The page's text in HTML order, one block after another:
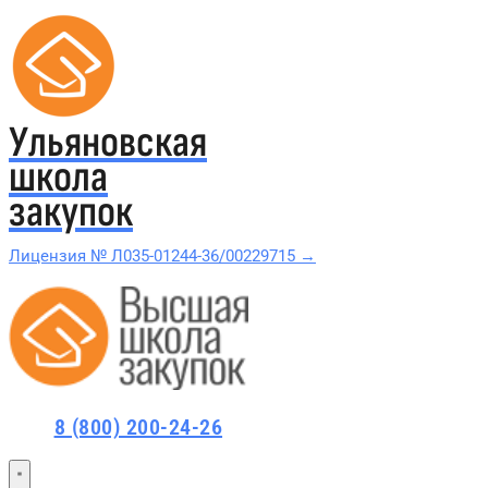
Ульяновская
школа
закупок
Лицензия № Л035-01244-36/00229715 →
Проверить в реестре Рособрнадзора →
Курсы по 44-ФЗ
Курсы по 223-ФЗ
8 (800) 200-24-26